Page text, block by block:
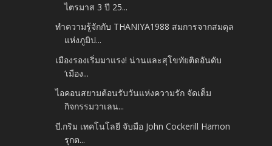
ไตรมาส 3 ปี 25...
ทำความรู้จักกับ THANIYA1988 สมการจากสมดุล
แห่งภูมิป...
เมืองรองเริ่มมาแรง! น่านและสุโขทัยติดอันดับ
‘เมือง...
ไอคอนสยามต้อนรับวันแห่งความรัก จัดเต็ม
กิจกรรมวาเลน...
บี.กริม เทคโนโลยี จับมือ John Cockerill Hamon
รุกต...